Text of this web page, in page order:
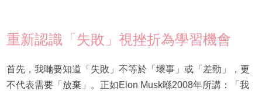
重新認識「失敗」視挫折為學習機會
首先，我哋要知道「失敗」不等於「壞事」或「差勁」，更
不代表需要「放棄」。正如Elon Musk喺2008年所講：「我